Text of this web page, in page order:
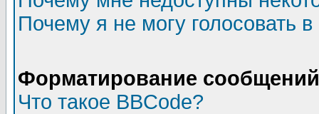
Почему я не могу голосовать
Форматирование
Что такое BBCode?